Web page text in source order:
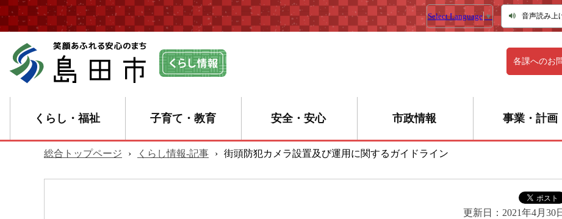
Select Language ▼ 音声読み上
各課へのお
くらし・福祉 子育て・教育 安全・安心 市政情報 事業・計画
総合トップページ › くらし情報-記事 › 街頭防犯カメラ設置及び運用に関するガイドライン
更新日： 2021年4月30